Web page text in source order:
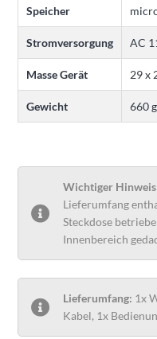
Speicher
Stromversorgung AC
Masse Gerät 29 x
Gewicht 660 g
Wichtiger
Lieferumfang
Steckdose
Innenbereich
Lieferumfang: 1x
Kabel, 1x